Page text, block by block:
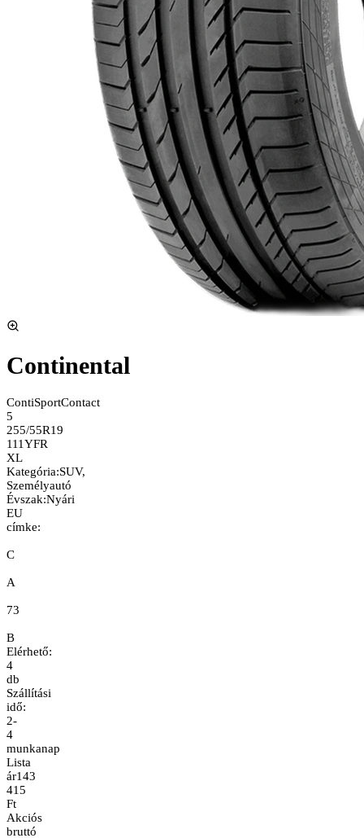
Continental
ContiSportContact
5
255/55R19
111YFR
XL
Kategória:SUV,
Személyautó
Évszak:Nyári
EU
címke:
C
A
73
B
Elérhető:
4
db
Szállítási
idő:
2-
4
munkanap
Lista
ár143
415
Ft
Akciós
bruttó